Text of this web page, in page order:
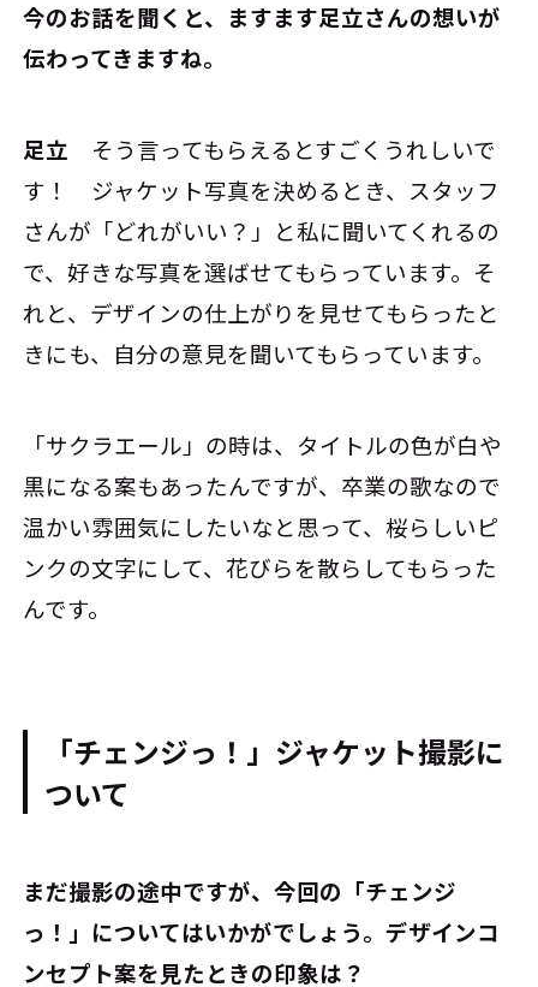
――今のお話を聞くと、ますます足立さんの想いが
伝わってきますね。
足立 そう言ってもらえるとすごくうれしいで
す！ ジャケット写真を決めるとき、スタッフ
さんが「どれがいい？」と私に聞いてくれるの
で、好きな写真を選ばせてもらっています。そ
れと、デザインの仕上がりを見せてもらったと
きにも、自分の意見を聞いてもらっています。
「サクラエール」の時は、タイトルの色が白や
黒になる案もあったんですが、卒業の歌なので
温かい雰囲気にしたいなと思って、桜らしいピ
ンクの文字にして、花びらを散らしてもらった
んです。
「チェンジっ！」ジャケット撮影に
ついて
――まだ撮影の途中ですが、今回の「チェンジ
っ！」についてはいかがでしょう。デザインコ
ンセプト案を見たときの印象は？